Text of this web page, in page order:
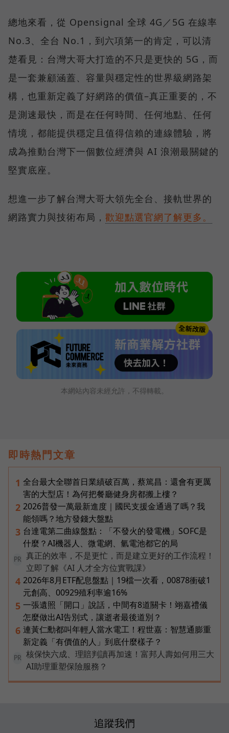
總地來看，從 Opensignal 全球 4G／5G 在線率
No.3、全台 No.1，到六項第一的肯定，可以清
楚看見：台灣大哥大打造的不只是更快的 5G，而
是一套兼顧涵蓋、容量與穩定性的世界級網路架
構，也重新定義了好網路的價值–真正重要的，不
是測速最快，而是在任何時間、任何地點、任何
情境，都能提供穩定且值得信賴的連線體驗，將
成為推動台灣下一個數位經濟與 AI 浪潮最關鍵的
堅實底座。
想進一步了解台灣大哥大領先全台、接軌世界的
網路實力與技術布局， 歡迎點選官網了解更多。
本網站內容未經允許，不得轉載。
即時熱門文章
1 全台最大全聯首日業績破百萬，蔡篤昌：還會有更厲
害的大型店！為何把餐廳健身房都搬上樓？
2 2026普發一萬最新進度｜國民支援金通過了嗎？我
能領嗎？地方發錢大盤點
3 台達電第二曲線盤點：「不發火的發電機」SOFC是
什麼？AI機器人、微電網、氫電池都它的局
PR
真正的效率，不是更忙，而是建立更好的工作流程！
立即了解《AI 人才全方位實戰課》
4 2026年8月ETF配息盤點｜19檔一次看，00878衝破1
元創高、00929殖利率逾16%
5 一張遺照「開口」說話，中間有8道關卡！翊嘉禮儀
怎麼做出AI告別式，讓逝者最後道別？
6 連黃仁勳都叫年輕人當水電工！程世嘉：智慧通膨重
新定義「有價值的人」到底什麼樣子？
PR
核保快六成、理賠判讀再加速！富邦人壽如何用三大
AI助理重塑保險服務？
追蹤我們